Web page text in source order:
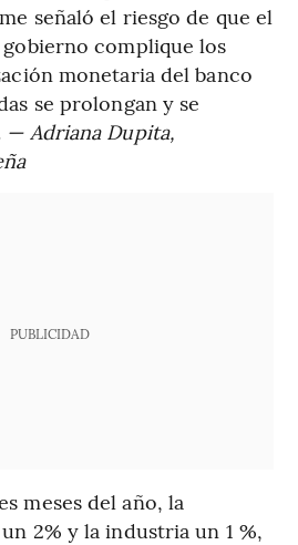
señaló el riesgo de que el
complique los
monetaria del banco
se prolongan y se
— Adriana Dupita,
PUBLICIDAD
meses del año, la
2% y la industria un 1 %,